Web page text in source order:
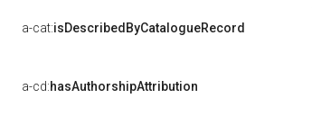
a-cat:isDescribedByCatalogueRecord
a-cd:hasAuthorshipAttribution